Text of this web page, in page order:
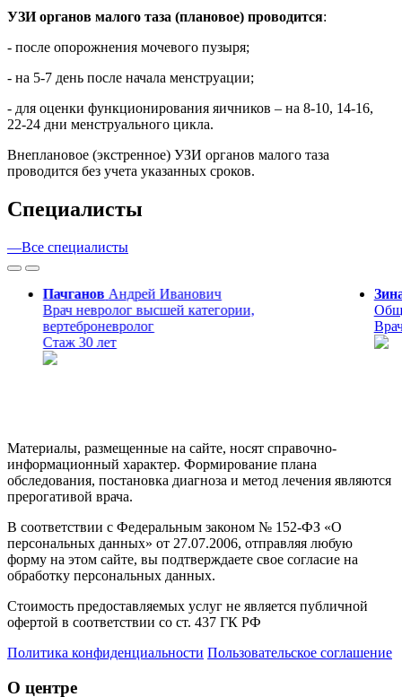
УЗИ органов малого таза (плановое) проводится:
- после опорожнения мочевого пузыря;
- на 5-7 день после начала менструации;
- для оценки функционирования яичников – на 8-10, 14-16,
22-24 дни менструального цикла.
Внеплановое (экстренное) УЗИ органов малого таза
проводится без учета указанных сроков.
Cпециалисты
—Все специалисты
Пачганов Андрей Иванович
Врач невролог высшей категории,
вертеброневролог
Стаж 30 лет
Материалы, размещенные на сайте, носят справочно-
информационный характер. Формирование плана
обследования, постановка диагноза и метод лечения являются
прерогативой врача.
В соответствии с Федеральным законом № 152-ФЗ «О
персональных данных» от 27.07.2006, отправляя любую
форму на этом сайте, вы подтверждаете свое согласие на
обработку персональных данных.
Стоимость предоставляемых услуг не является публичной
офертой в соответствии со ст. 437 ГК РФ
Политика конфиденциальности Пользовательское соглашение
О центре